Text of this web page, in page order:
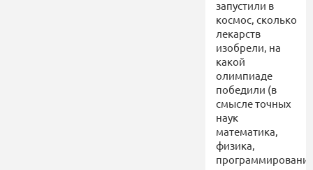
запустили в
космос, сколько
лекарств
изобрели, на
какой
олимпиаде
победили (в
смысле точных
наук
математика,
физика,